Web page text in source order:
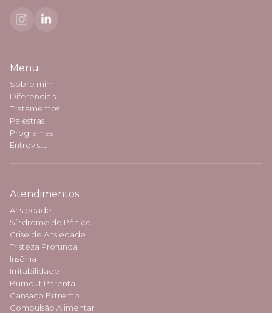
Menu
Sobre mim
Diferenciais
Tratamentos
Palestras
Programas
Entrevista
Atendimentos
Ansiedade
Síndrome do Pânico
Crise de Ansiedade
Tristeza Profunda
Insônia
Irritabilidade
Burnout Parental
Cansaço Extremo
Compulsão Alimentar